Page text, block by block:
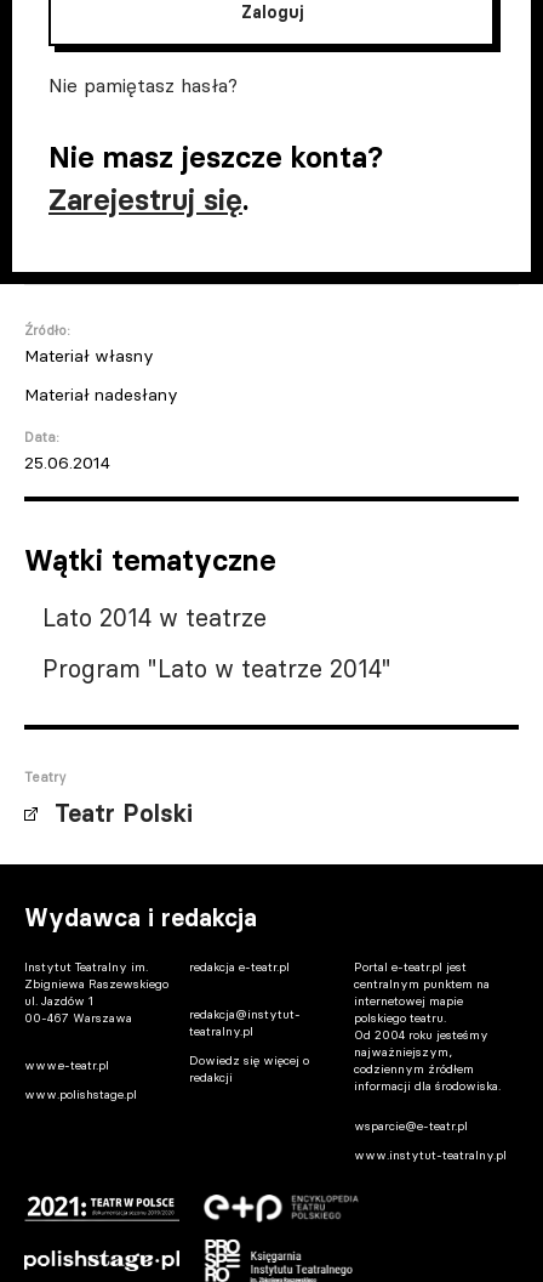
Zaloguj
Nie pamiętasz hasła?
Nie masz jeszcze konta?
Zarejestruj się.
Źródło:
Materiał własny
Materiał nadesłany
Data:
25.06.2014
Wątki tematyczne
Lato 2014 w teatrze
Program "Lato w teatrze 2014"
Teatry
Teatr Polski
Wydawca i redakcja
Instytut Teatralny im.
Zbigniewa Raszewskiego
ul. Jazdów 1
00-467 Warszawa
www.e-teatr.pl
www.polishstage.pl
redakcja e-teatr.pl
redakcja@instytut-
teatralny.pl
Dowiedz się więcej o
redakcji
Portal e-teatr.pl jest
centralnym punktem na
internetowej mapie
polskiego teatru.
Od 2004 roku jesteśmy
najważniejszym,
codziennym źródłem
informacji dla środowiska.
wsparcie@e-teatr.pl
www.instytut-teatralny.pl